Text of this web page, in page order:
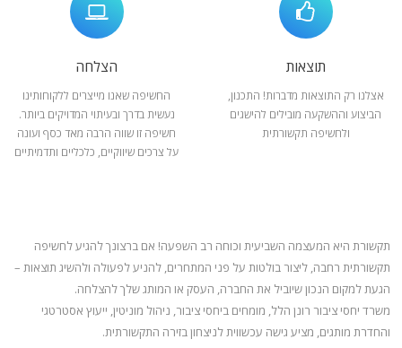
תוצאות
אצלנו רק התוצאות מדברות! התכנון,
הביצוע וההשקעה מובילים להישגים
ולחשיפה תקשורתית
הצלחה
החשיפה שאנו מייצרים ללקוחותינו
נעשית בדרך ובעיתוי המדויקים ביותר.
חשיפה זו שווה הרבה מאד כסף ועונה
על צרכים שיווקיים, כלכליים ותדמיתיים
תקשורת היא המעצמה השביעית וכוחה רב השפעה! אם ברצונך להגיע לחשיפה
תקשורתית רחבה, ליצור בולטות על פני המתחרים, להניעלפעולה ולהשיג תוצאות –
הגעת למקום הנכון שיוביל את החברה, העסק או המותג שלך להצלחה.
משרד יחסי ציבור רונן הלל, מומחים ביחסי ציבור, ניהול מוניטין, ייעוץ אסטרטגי
והחדרת מותגים, מציע גישה עכשווית לניצחון בזירה התקשורתית.